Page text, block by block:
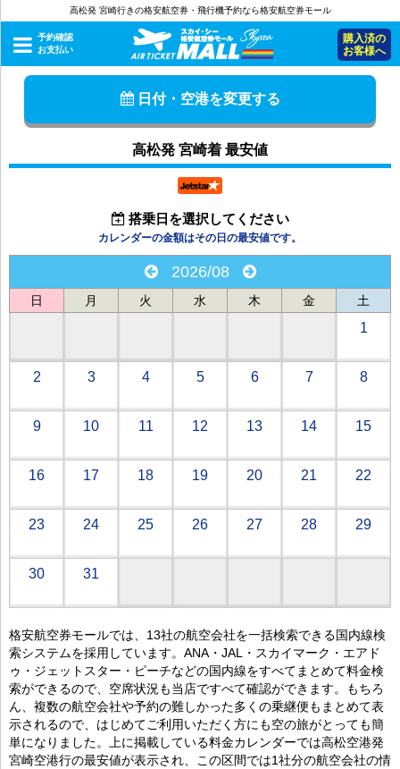
高松発 宮崎行きの格安航空券・飛行機予約なら格安航空券モール
予約確認
お支払い
購入済の
お客様へ
日付・空港を変更する
高松発 宮崎着 最安値
搭乗日を選択してください
カレンダーの金額はその日の最安値です。
2026/08
日 月 火 水 木 金 土
1
2 3 4 5 6 7 8
9 10 11 12 13 14 15
16 17 18 19 20 21 22
23 24 25 26 27 28 29
30 31
格安航空券モールでは、13社の航空会社を一括検索できる国内線検
索システムを採用しています。ANA・JAL・スカイマーク・エアド
ゥ・ジェットスター・ピーチなどの国内線をすべてまとめて料金検
索ができるので、空席状況も当店ですべて確認ができます。もちろ
ん、複数の航空会社や予約の難しかった多くの乗継便もまとめて表
示されるので、はじめてご利用いただく方にも空の旅がとっても簡
単になりました。上に掲載している料金カレンダーでは高松空港発
宮崎空港行の最安値が表示され、この区間では1社分の航空会社の情